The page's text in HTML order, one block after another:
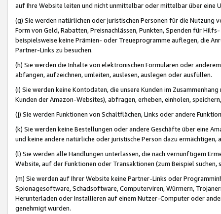
auf Ihre Website leiten und nicht unmittelbar oder mittelbar über eine
(g) Sie werden natürlichen oder juristischen Personen für die Nutzung
Form von Geld, Rabatten, Preisnachlässen, Punkten, Spenden für
beispielsweise keine Prämien- oder Treueprogramme auflegen, die
Partner-Links zu besuchen.
(h) Sie werden die Inhalte von elektronischen Formularen oder
abfangen, aufzeichnen, umleiten, auslesen, auslegen oder ausfüllen.
(i) Sie werden keine Kontodaten, die unsere Kunden im
Kunden der Amazon-Websites), abfragen, erheben, einholen,
(j) Sie werden Funktionen von Schaltflächen, Links oder andere
(k) Sie werden keine Bestellungen oder andere Geschäfte über eine
und keine andere natürliche oder juristische Person dazu
(l) Sie werden alle Handlungen unterlassen, die nach vernünftigem
Website, auf der Funktionen oder Transaktionen (zum Beispiel
(m) Sie werden auf Ihrer Website keine Partner-Links oder
Spionagesoftware, Schadsoftware, Computerviren, Würmern,
Herunterladen oder Installieren auf einem Nutzer-Computer oder
genehmigt wurden.